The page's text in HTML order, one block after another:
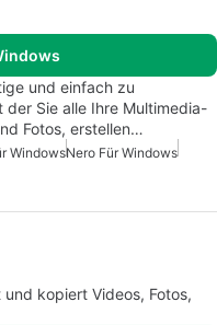
und einfach zu
Sie alle Ihre Multimedia-
Fotos, erstellen…
WindowsNero Für Windows
kopiert Videos, Fotos,